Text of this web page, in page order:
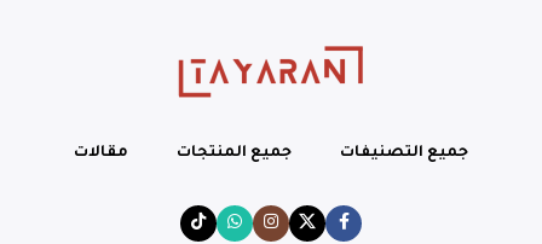
جميع التصنيفات جميع المنتجات مقالات